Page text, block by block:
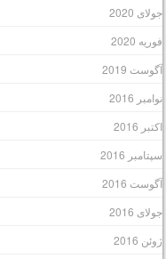
2020
2020
2019
2016
2016
2016
2016
2016
2016